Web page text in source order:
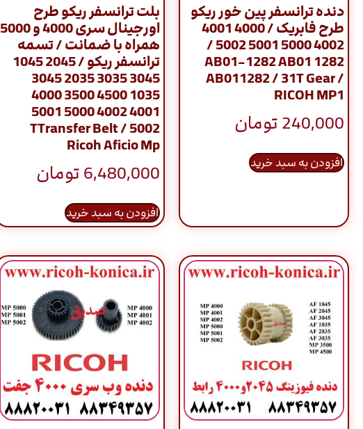
دنده ترانسفر پین خور ریکو
طرح فابریک / 4000 4001
4002 5000 5001 5002 /
AB01-1282 AB01 1282
AB011282 / 31T Gear /
RICOH MP1
240,000تومان
افزودن به سبد خرید
بلت ترانسفر ریکو طرح
اورجینال سری 4000 و 5000
همراه با ضمانت / تسمه
ترانسفر ریکو / 2045 1045
3045 3035 2035 3045
1035 4500 3500 4000
4001 4002 5000 5001
5002 / TTransfer Belt
Ricoh Aficio Mp
6,480,000تومان
افزودن به سبد خرید